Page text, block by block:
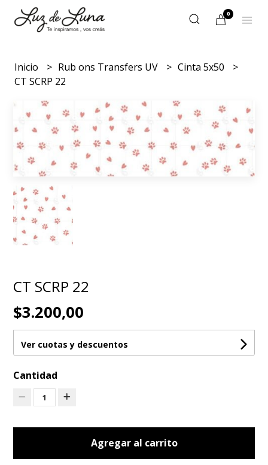
0
Inicio Rub ons Transfers UV
Cinta 5x50
CT SCRP 22
CT SCRP 22
$3.200,00
Ver cuotas y descuentos
Cantidad
1
Agregar al carrito